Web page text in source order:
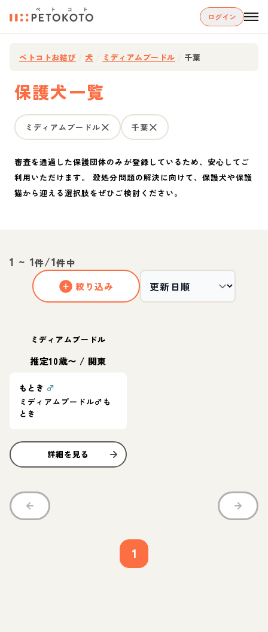
ログイン
ペトコトお結び 犬 ミディアムプードル 千葉
保護犬一覧
ミディアムプードル 千葉
審査を通過した保護団体のみが登録しているため、安心してご
利用いただけます。 殺処分問題の解決に向けて、保護犬や保護
猫から迎える選択肢をぜひご検討ください。
1 ~ 1件/1件中
絞り込み
ミディアムプードル
推定10歳〜 / 関東
もとき ♂
ミディアムプードル♂も
とき
詳細を見る
1